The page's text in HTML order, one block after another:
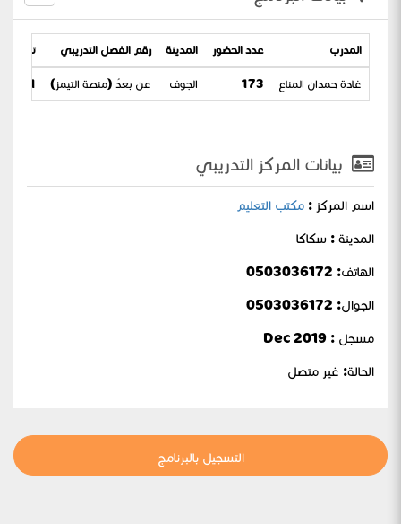
المدرب عدد الحضور المدينة رقم الفصل التدريبي تاريخ
غادة حمدان المناع 173 الجوف عن بعدُ (منصة التيمز) 01-03-1443
بيانات المركز التدريبي
اسم المركز : مكتب التعليم
المدينة : سكاكا
الهاتف: 0503036172
الجوال:
مسجل : Dec 2019
الحالة: غير متصل
التسجيل بالبرنامج